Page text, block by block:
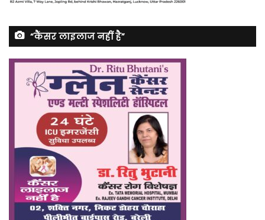
“कैंसर लाइलाज नहीं है”